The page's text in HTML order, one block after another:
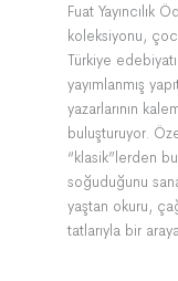
Fuat Yayıncılık
koleksiyonu,
Türkiye
yayımlanmış
yazarlarının
buluşturuyor.
“klasik”lerden
soğuduğunu
yaştan okuru,
tatlarıyla bir